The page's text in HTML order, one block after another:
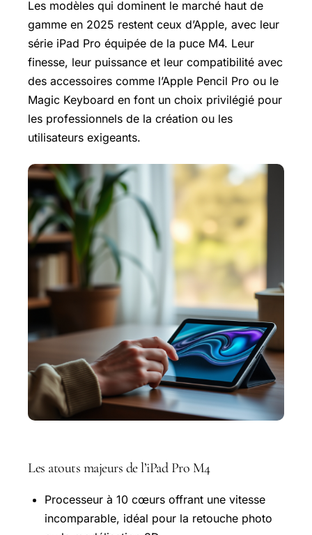
Les modèles qui dominent le marché haut de
gamme en 2025 restent ceux d’Apple, avec leur
série iPad Pro équipée de la puce M4. Leur
finesse, leur puissance et leur compatibilité avec
des accessoires comme l’Apple Pencil Pro ou le
Magic Keyboard en font un choix privilégié pour
les professionnels de la création ou les
utilisateurs exigeants.
Les atouts majeurs de l’iPad Pro M4
Processeur à 10 cœurs offrant une vitesse
incomparable, idéal pour la retouche photo